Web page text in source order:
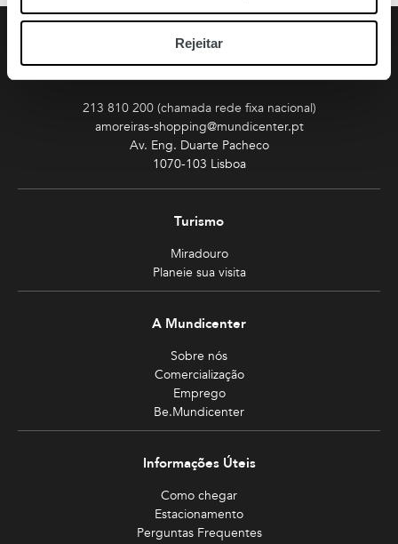
Rejeitar
Siga-nos FacebookInstagramYoutube
Amoreiras
213 810 200 (chamada rede fixa nacional)
amoreiras-shopping@mundicenter.pt
Av. Eng. Duarte Pacheco
1070-103 Lisboa
Turismo
Miradouro
Planeie sua visita
A Mundicenter
Sobre nós
Comercialização
Emprego
Be.Mundicenter
Informações Úteis
Como chegar
Estacionamento
Perguntas Frequentes